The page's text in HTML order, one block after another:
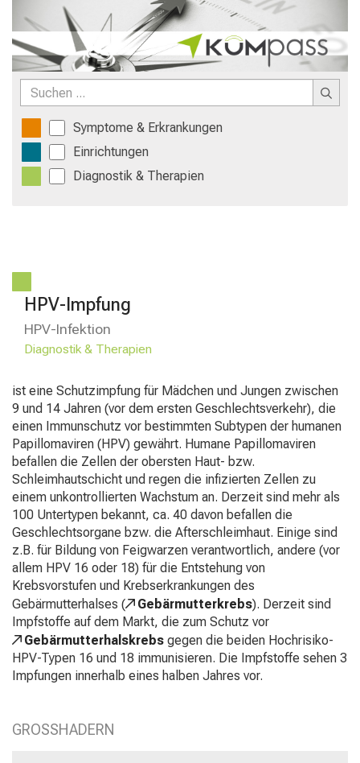
Symptome & Erkrankungen
Einrichtungen
Diagnostik & Therapien
HPV-Impfung
HPV-Infektion
Diagnostik & Therapien
ist eine Schutzimpfung für Mädchen und Jungen zwischen
9 und 14 Jahren (vor dem ersten Geschlechtsverkehr), die
einen Immunschutz vor bestimmten Subtypen der humanen
Papillomaviren (HPV) gewährt. Humane Papillomaviren
befallen die Zellen der obersten Haut- bzw.
Schleimhautschicht und regen die infizierten Zellen zu
einem unkontrollierten Wachstum an. Derzeit sind mehr als
100 Untertypen bekannt, ca. 40 davon befallen die
Geschlechtsorgane bzw. die Afterschleimhaut. Einige sind
z.B. für Bildung von Feigwarzen verantwortlich, andere (vor
allem HPV 16 oder 18) für die Entstehung von
Krebsvorstufen und Krebserkrankungen des
Gebärmutterhalses (
Gebärmutterkrebs). Derzeit sind
Impfstoffe auf dem Markt, die zum Schutz vor
Gebärmutterhalskrebs gegen die beiden Hochrisiko-
HPV-Typen 16 und 18 immunisieren. Die Impfstoffe sehen 3
Impfungen innerhalb eines halben Jahres vor.
GROSSHADERN
vielfältige
Karrierechancen
und
erhalten
spannende
Informationen
zu
Jobs,
Ausbildungen
vorbei,
tauschen
Sie
sich
mit
Kollegen
und
lassen
Sie
sich
von
der
gelebten
Pflegewissenschaft
begeistern
–
ganz
unverbindlich
und
ohne
Anmeldung.
mehr Informationen
Schließen